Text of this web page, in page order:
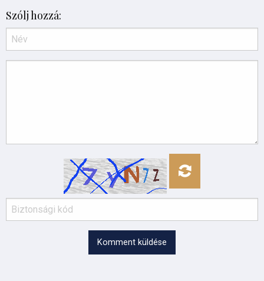
Szólj hozzá:
Komment küldése